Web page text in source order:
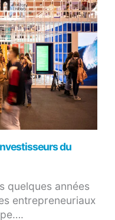
du
quelques années
entrepreneuriaux